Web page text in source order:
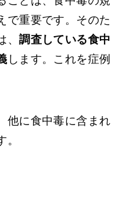
で重要です。そのた
、調査している食中
します。これを症例
他に食中毒に含まれ